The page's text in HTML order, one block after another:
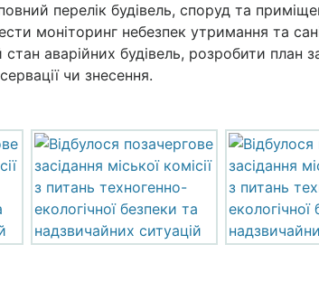
перелік будівель, споруд та
моніторинг небезпек утримання та
аварійних будівель, розробити план
чи знесення.